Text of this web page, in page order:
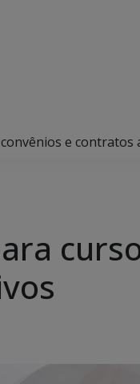
e contratos